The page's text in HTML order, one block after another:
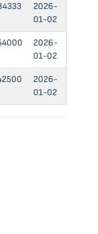
2026-
01-02
2026-
01-02
2026-
01-02